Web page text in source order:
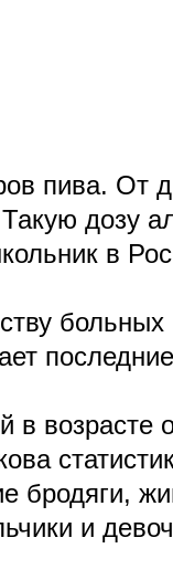
пива. От
дозу
в
в возрасте
бродяги,
и